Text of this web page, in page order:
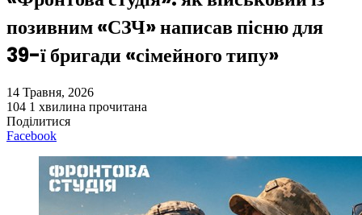
позивним «СЗЧ» написав пісню для
39-ї бригади «сімейного типу»
14 Травня, 2026
104 1 хвилина прочитана
Поділитися
Facebook